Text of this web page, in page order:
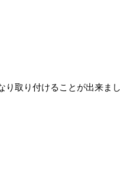
取り付けることが出来まし